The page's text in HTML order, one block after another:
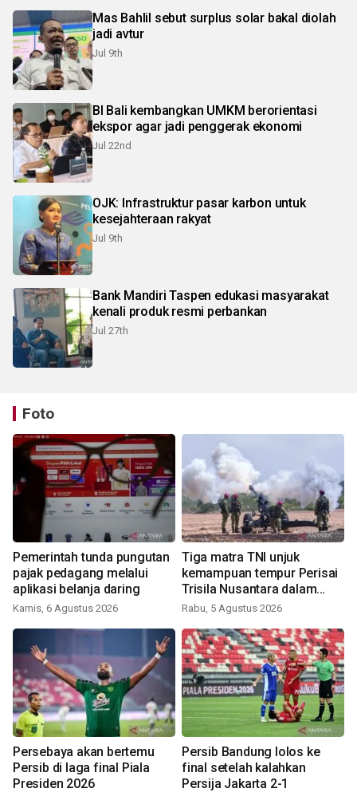
Mas Bahlil sebut surplus solar bakal diolah
jadi avtur
Jul 9th
BI Bali kembangkan UMKM berorientasi
ekspor agar jadi penggerak ekonomi
Jul 22nd
OJK: Infrastruktur pasar karbon untuk
kesejahteraan rakyat
Jul 9th
Bank Mandiri Taspen edukasi masyarakat
kenali produk resmi perbankan
Jul 27th
Foto
Pemerintah tunda pungutan
pajak pedagang melalui
aplikasi belanja daring
Kamis, 6 Agustus 2026
Tiga matra TNI unjuk
kemampuan tempur Perisai
Trisila Nusantara dalam
latihan di Kepri
Rabu, 5 Agustus 2026
Persebaya akan bertemu
Persib di laga final Piala
Presiden 2026
Persib Bandung lolos ke
final setelah kalahkan
Persija Jakarta 2-1